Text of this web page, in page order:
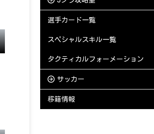
選手カード一覧
スペシャルスキル一覧
タクティカルフォーメーション
サッカー
移籍情報